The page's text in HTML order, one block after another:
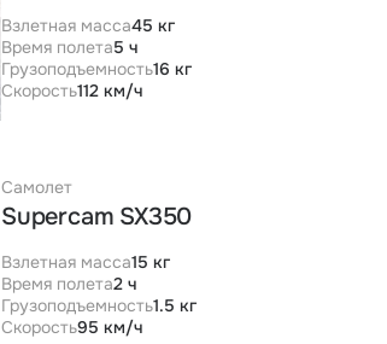
Взлетная масса45 кг
Время полета5 ч
Грузоподъемность16 кг
Скорость112 км/ч
Самолет
Supercam SX350
Взлетная масса15 кг
Время полета2 ч
Грузоподъемность1.5 кг
Скорость95 км/ч